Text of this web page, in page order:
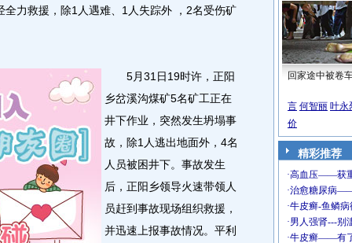
力救援，除1人遇难、1人失踪外 ，2名受伤矿
5月31日19时许，正阳
乡岔溪沟煤矿5名矿工正在
井下作业，突然发生坍塌事
故，除1人逃出地面外，4名
人员被困井下。事故发生
后，正阳乡领导火速带领人
员赶到事故现场组织救援，
并迅速上报事故情况。平利
回家途中被卷
言 何智丽 叶永
价
精彩推荐